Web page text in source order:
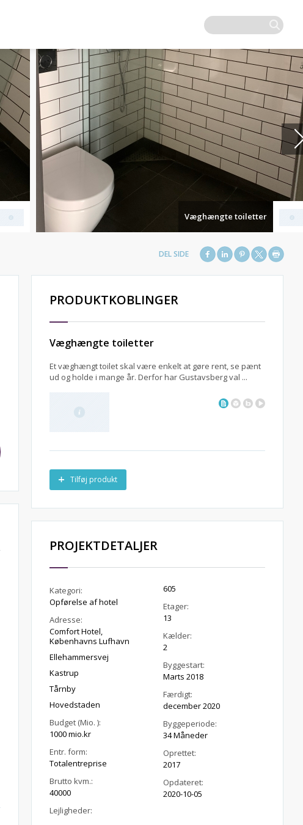
Væghængte toiletter
PRODUKTKOBLINGER
Væghængte toiletter
Et væghængt toilet skal være enkelt at gøre rent, se pænt
ud og holde i mange år. Derfor har Gustavsberg val ...
Tilføj produkt
PROJEKTDETALJER
Kategori:
Opførelse af hotel
Adresse:
Comfort Hotel,
Københavns Lufhavn
Ellehammersvej
Kastrup
Tårnby
Hovedstaden
Budget (Mio. ):
1000 mio.kr
Entr. form:
Totalentreprise
Brutto kvm.:
40000
Lejligheder:
605
Etager:
13
Kælder:
2
Byggestart:
Marts 2018
Færdigt:
december 2020
Byggeperiode:
34 Måneder
Oprettet:
2017
Opdateret:
2020-10-05